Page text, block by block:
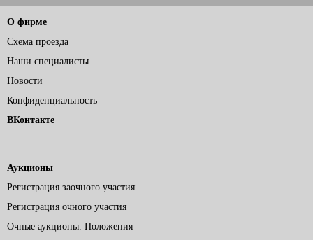
О фирме
Схема проезда
Наши специалисты
Новости
Конфиденциальность
ВКонтакте
Аукционы
Регистрация заочного участия
Регистрация очного участия
Очные аукционы. Положения